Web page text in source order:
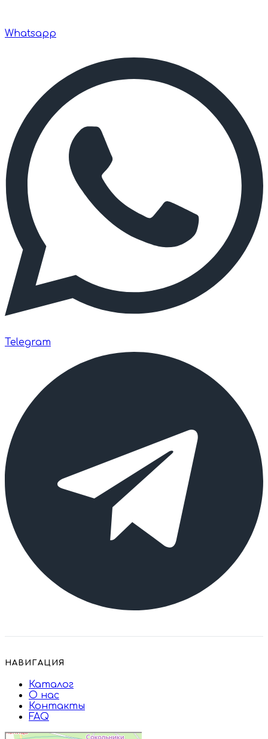
Whatsapp
Telegram
НАВИГАЦИЯ
Каталог
О нас
Контакты
FAQ
Дружба